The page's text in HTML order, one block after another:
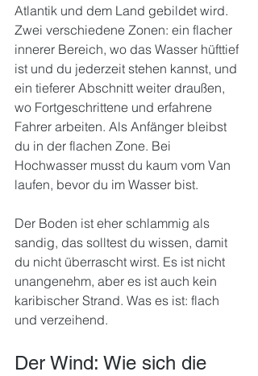
Atlantik und dem Land gebildet wird.
Zwei verschiedene Zonen: ein flacher
innerer Bereich, wo das Wasser hüfttief
ist und du jederzeit stehen kannst, und
ein tieferer Abschnitt weiter draußen,
wo Fortgeschrittene und erfahrene
Fahrer arbeiten. Als Anfänger bleibst
du in der flachen Zone. Bei
Hochwasser musst du kaum vom Van
laufen, bevor du im Wasser bist.
Der Boden ist eher schlammig als
sandig, das solltest du wissen, damit
du nicht überrascht wirst. Es ist nicht
unangenehm, aber es ist auch kein
karibischer Strand. Was es ist: flach
und verzeihend.
Der Wind: Wie sich die